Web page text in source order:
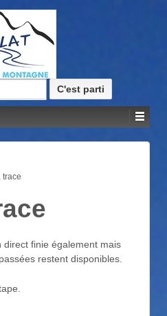
trace
direct finie également mais
restent disponibles.